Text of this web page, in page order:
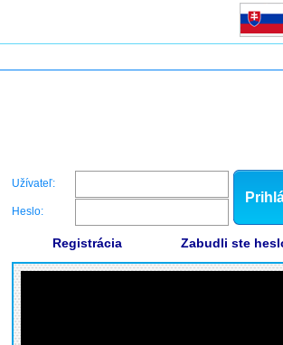
Užívateľ:
Heslo:
Registrácia Zabudli ste